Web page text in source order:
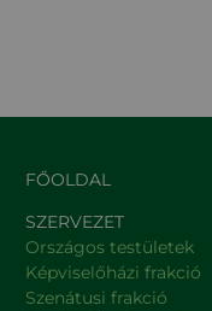
FŐOLDAL
SZERVEZET
Országos testületek
Képviselőházi frakció
Szenátusi frakció